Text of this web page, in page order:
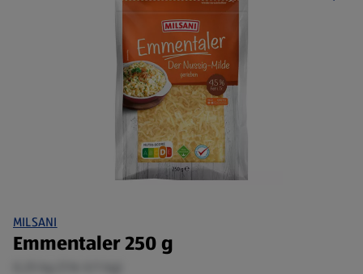
MILSANI
Emmentaler 250 g